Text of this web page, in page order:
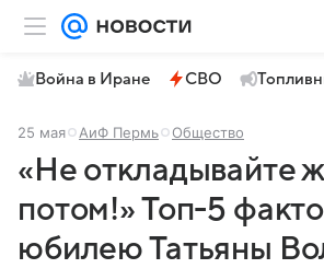
Война в Иране СВО
25 мая АиФ Пермь Общество
«Не откладывайте
потом!» Топ-5
юбилею Татьяны